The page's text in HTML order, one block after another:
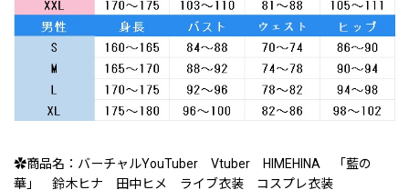
✿商品名：バーチャルYouTuber Vtuber HIMEHINA 「藍の
華」 鈴木ヒナ 田中ヒメ ライブ衣装 コスプレ衣装